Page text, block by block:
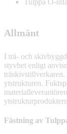
Allmänt
I trä- och
styvhet enligt
ytstrukturen.
Fästning av